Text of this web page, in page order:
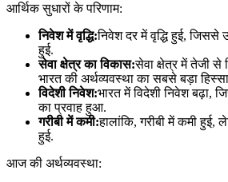
आर्थिक सुधारों के परिणाम:
निवेश में वृद्धि:निवेश दर में वृद्धि हुई, जिससे
हुई.
सेवा क्षेत्र का विकास:सेवा क्षेत्र में तेजी
भारत की अर्थव्यवस्था का सबसे बड़ा
विदेशी निवेश:भारत में विदेशी निवेश बढ़ा,
का प्रवाह हुआ.
गरीबी में कमी:हालांकि, गरीबी में कमी हुई,
हुई.
आज की अर्थव्यवस्था: